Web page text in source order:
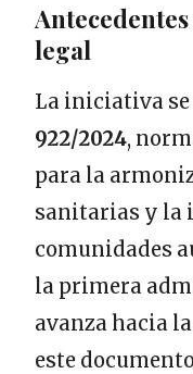
legal
La iniciativa se
922/2024,
para la
sanitarias y la
comunidades
la primera
avanza hacia
este